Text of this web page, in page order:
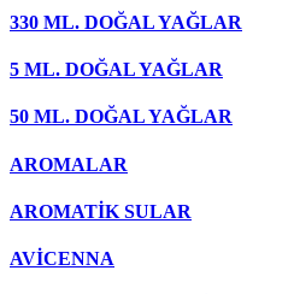
330 ML. DOĞAL YAĞLAR
5 ML. DOĞAL YAĞLAR
50 ML. DOĞAL YAĞLAR
AROMALAR
AROMATİK SULAR
AVİCENNA